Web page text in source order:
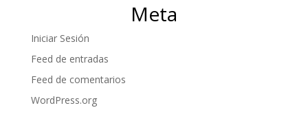
Meta
Iniciar Sesión
Feed de entradas
Feed de comentarios
WordPress.org